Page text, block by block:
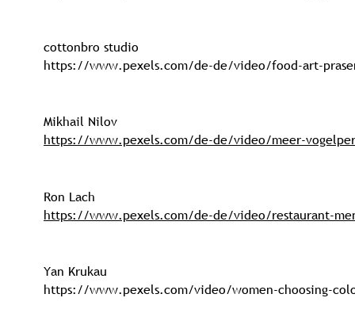
cottonbro studio
https://www.pexels.com/de-de/video/food-art-
Mikhail Nilov
https://www.pexels.com/de-de/video/meer-
Ron Lach
https://www.pexels.com/de-de/video/restaurant-
Yan Krukau
https://www.pexels.com/video/women-choosing-